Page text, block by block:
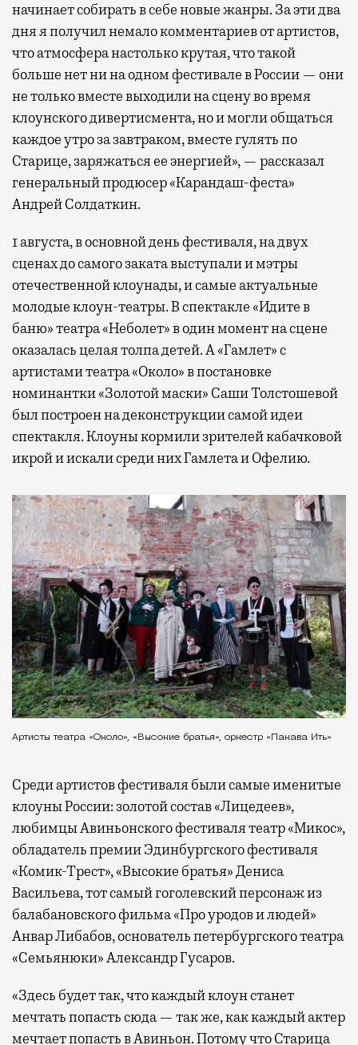
начинает собирать в себе новые жанры. За эти два
дня я получил немало комментариев от артистов,
что атмосфера настолько крутая, что такой
больше нет ни на одном фестивале в России — они
не только вместе выходили на сцену во время
клоунского дивертисмента, но и могли общаться
каждое утро за завтраком, вместе гулять по
Старице, заряжаться ее энергией», — рассказал
генеральный продюсер «Карандаш-феста»
Андрей Солдаткин.
1 августа, в основной день фестиваля, на двух
сценах до самого заката выступали и мэтры
отечественной клоунады, и самые актуальные
молодые клоун-театры. В спектакле «Идите в
баню» театра «Неболет» в один момент на сцене
оказалась целая толпа детей. А «Гамлет» с
артистами театра «Около» в постановке
номинантки «Золотой маски» Саши Толстошевой
был построен на деконструкции самой идеи
спектакля. Клоуны кормили зрителей кабачковой
икрой и искали среди них Гамлета и Офелию.
Артисты театра «Около», «Высокие братья», оркестр «Пакава Ить»
Среди артистов фестиваля были самые именитые
клоуны России: золотой состав «Лицедеев»,
любимцы Авиньонского фестиваля театр «Микос»,
обладатель премии Эдинбургского фестиваля
«Комик-Трест», «Высокие братья» Дениса
Васильева, тот самый гоголевский персонаж из
балабановского фильма «Про уродов и людей»
Анвар Либабов, основатель петербургского театра
«Семьянюки» Александр Гусаров.
«Здесь будет так, что каждый клоун станет
мечтать попасть сюда — так же, как каждый актер
мечтает попасть в Авиньон. Потому что Старица